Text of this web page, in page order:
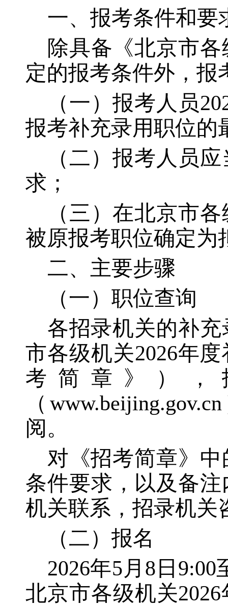
一、报考条件和要
除具备《北京市
定的报考条件外，报
（一）报考人员
报考补充录用职位的
（二）报考人员
求；
（三）在北京市
被原报考职位确定为
二、主要步骤
（一）职位查询
各招录机关的补
市各级机关2026年
考简章》），
（
阅。
对《招考简章》
条件要求，以及备
机关联系，招录机关
（二）报名
2026年5月8日
北京市各级机关